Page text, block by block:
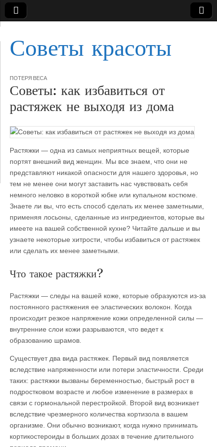
Советы красоты
ПОТЕРЯ ВЕСА
Советы: как избавиться от
растяжек не выходя из дома
Растяжки — одна из самых неприятных вещей, которые
портят внешний вид женщин. Мы все знаем, что они не
представляют никакой опасности для нашего здоровья, но
тем не менее они могутзаставить нас чувствовать себя
немного неловко в короткой юбке или купальном костюме.
Знаете ли вы, что есть способ сделать их менее заметными,
применяя лосьоны, сделанные из ингредиентов, которые вы
имеете на вашей собственной кухне? Читайте дальше и вы
узнаете некоторые хитрости, чтобы избавиться от растяжек
или сделать их менее заметными.
Что такое растяжки?
Растяжки — следы на вашей коже, которые образуются из-за
постоянного растяжения ее эластических волокон. Когда
происходит резкое напряжение кожи определенной силы —
внутренние слои кожи разрываются, что ведет к
образованию шрамов.
Существует два вида растяжек. Первый вид появляется
вследствие напряженности или потери эластичности. Среди
таких: растяжки вызваны беременностью, быстрый рост в
подростковом возрасте и любое изменение в размерах в
связи с гормональной перестройкой. Второй вид возникает
вследствие чрезмерного количества кортизола в вашем
организме. Они обычно возникают, когда нужно принимать
кортикостероиды в больших дозах в течение длительного